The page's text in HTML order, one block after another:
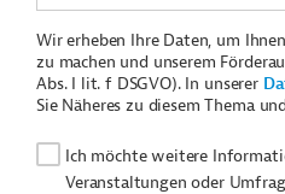
Wir erheben Ihre Daten, um
zu machen und unserem
Abs. I lit. f DSGVO). In unserer
Sie Näheres zu diesem Thema
Ich möchte weitere
Veranstaltungen oder